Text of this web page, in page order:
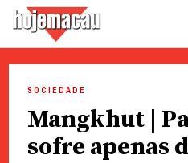
content
SOCIEDADE
Mangkhut |
sofre apenas